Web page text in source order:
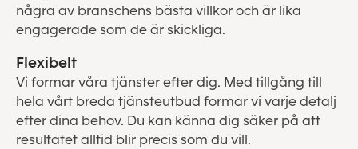
några av branschens bästa villkor och är lika
engagerade som de är skickliga.
Flexibelt
Vi formar våra tjänster efter dig. Med tillgång till
hela vårt breda tjänsteutbud formar vi varje detalj
efter dina behov. Du kan känna dig säker på att
resultatet alltid blir precis som du vill.